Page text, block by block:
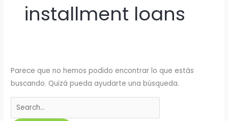
installment loans
Parece que no hemos podido encontrar lo que estás
buscando. Quizá pueda ayudarte una búsqueda.
Buscar
por: